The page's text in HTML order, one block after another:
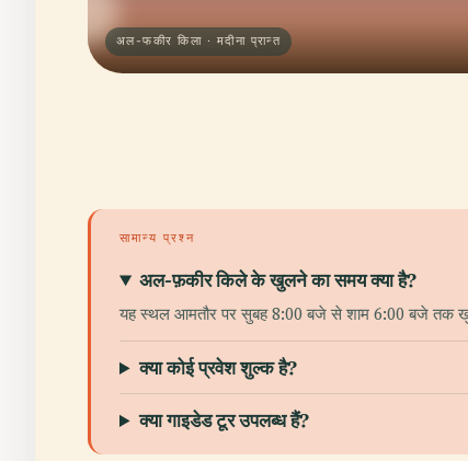
अल-फकीर किला · मदीना प्रान्त
सामान्य प्रश्न
अल-फ़कीर किले के खुलने का समय क्या है?
यह स्थल आमतौर पर सुबह 8:00 बजे से शाम 6:00 बजे तक
क्या कोई प्रवेश शुल्क है?
क्या गाइडेड टूर उपलब्ध हैं?